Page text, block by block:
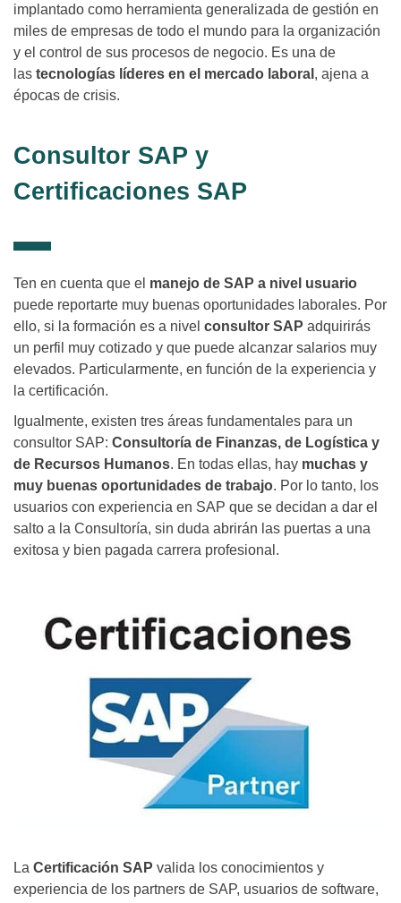
implantado como herramienta generalizada de gestión en
miles de empresas de todo el mundo para la organización
y el control de sus procesos de negocio. Es una de
las tecnologías líderes en el mercado laboral , ajena a
épocas de crisis.
Consultor SAP y
Certificaciones SAP
Ten en cuenta que el manejo de SAP a nivel usuario
puede reportarte muy buenas oportunidades laborales. Por
ello, si la formación es a nivel consultor SAP adquirirás
un perfil muy cotizado y que puede alcanzar salarios muy
elevados. Particularmente, en función de la experiencia y
la certificación.
Igualmente, existen tres áreas fundamentales para un
consultor SAP: Consultoría de Finanzas, de Logística y
de Recursos Humanos. En todas ellas, hay muchas y
muy buenas oportunidades de trabajo. Por lo tanto, los
usuarios con experiencia en SAP que se decidan a dar el
salto a la Consultoría, sin duda abrirán las puertas a una
exitosa y bien pagada carrera profesional.
La Certificación SAP valida los conocimientos y
experiencia de los partners de SAP, usuarios de software,